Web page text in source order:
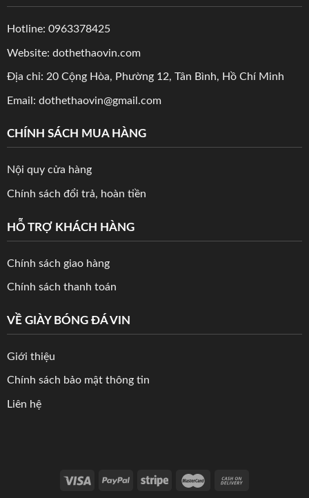
Hotline: 0963378425
Website: dothethaovin.com
Địa chỉ: 20 Cộng Hòa, Phường 12, Tân Bình, Hồ Chí Minh
Email: dothethaovin@gmail.com
CHÍNH SÁCH MUA HÀNG
Nội quy cửa hàng
Chính sách đổi trả, hoàn tiền
HỖ TRỢ KHÁCH HÀNG
Chính sách giao hàng
Chính sách thanh toán
VỀ GIÀY BÓNG ĐÁ VIN
Giới thiệu
Chính sách bảo mật thông tin
Liên hệ